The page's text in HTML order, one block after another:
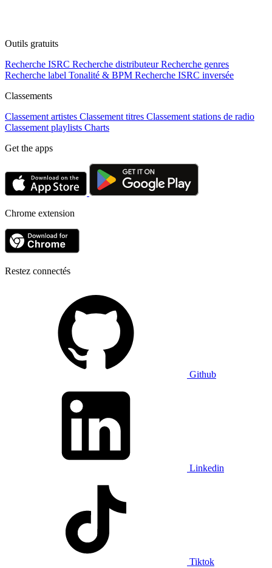
Outils gratuits
Recherche ISRC Recherche distributeur Recherche genres
Recherche label Tonalité & BPM Recherche ISRC inversée
Classements
Classement artistes Classement titres Classement stations de radio
Classement playlists Charts
Get the apps
Chrome extension
Restez connectés
Github
Linkedin
Tiktok